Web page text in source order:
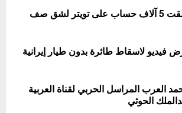
مصادر: الدوحة أطلقت 5 آلاف حساب على تويتر لشق صف
فيديو لاسقاط طائرة بدون طيار إيرانية
العرب المراسل الحربي لقناة العربية
الحوثي